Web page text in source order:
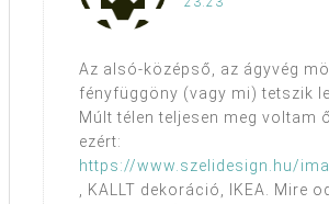
Az alsó-középső, az ágyvég
fényfüggöny (vagy mi) tetszik
Múlt télen teljesen meg voltam
ezért:
https://www.szelidesign.hu/
, KALLT dekoráció, IKEA. Mire